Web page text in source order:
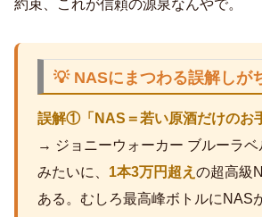
約束、これが信頼の源泉なんやで。
💡 NASにまつわる誤解しが
誤解①「NAS＝若い原酒だけのお
→ ジョニーウォーカー ブルーラベ
みたいに、 1本3万円超え の超高級
ある。むしろ最高峰ボトルにNAS